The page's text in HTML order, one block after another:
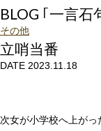
BLOG ｢一言石
その他
立哨当番
DATE 2023.11.18
次女が小学校へ上が